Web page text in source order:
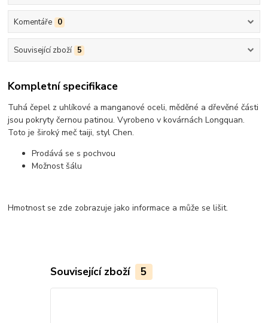
Komentáře 0
Související zboží 5
Kompletní specifikace
Tuhá čepel z uhlíkové a manganové oceli, měděné a dřevěné části
jsou pokryty černou patinou. Vyrobeno v kovárnách Longquan.
Toto je široký meč taiji, styl Chen.
Prodává se s pochvou
Možnost šálu
Hmotnost se zde zobrazuje jako informace a může se lišit.
Související zboží 5